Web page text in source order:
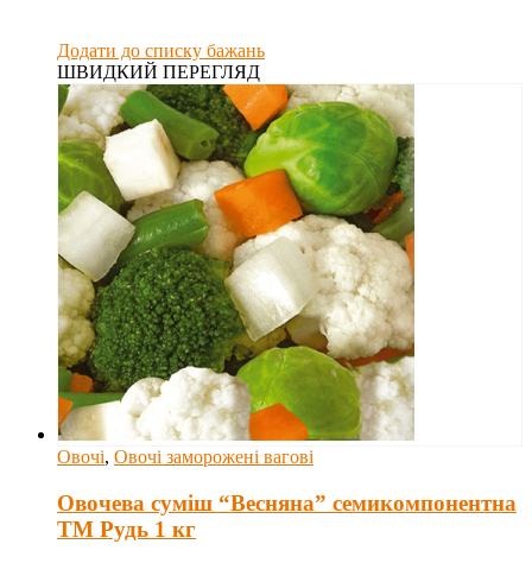
Додати до списку бажань
ШВИДКИЙ ПЕРЕГЛЯД
Овочі, Овочі заморожені вагові
Овочева суміш “Весняна” семикомпонентна
ТМ Рудь 1 кг